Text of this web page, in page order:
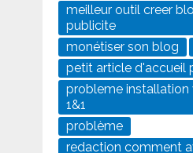
meilleur outil creer
publicite
monétiser son blog
petit article d'accueil
probleme installation
1&1
problème
redaction comment